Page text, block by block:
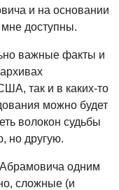
и на основании
мне доступны.
важные факты и
так и в каких-то
можно будет
волокон судьбы
но другую.
одним
сложные (и